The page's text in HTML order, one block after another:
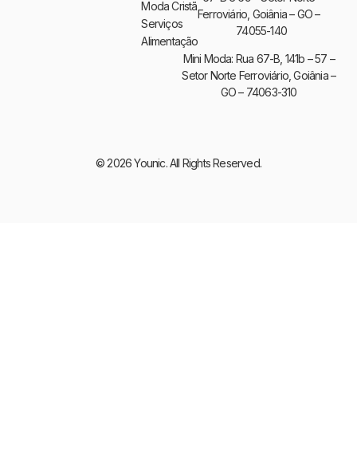
Moda Cristã
Serviços
Alimentação
Ferroviário, Goiânia – GO –
74055-140
Mini Moda: Rua 67-B, 141b – 57 –
Setor Norte Ferroviário, Goiânia –
GO – 74063-310
© 2026 Younic. All Rights Reserved.